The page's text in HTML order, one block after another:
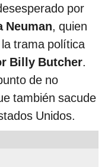
por
Neuman, quien
trama política
Billy Butcher.
de no
también sacude
Unidos.